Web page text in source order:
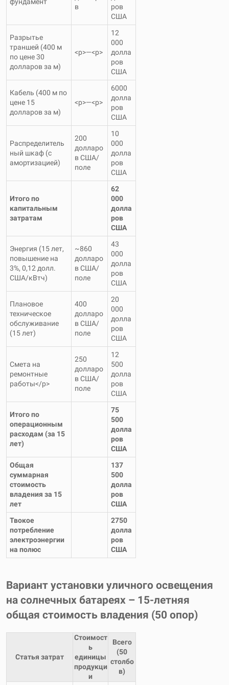
фундамент
в
ров
США
Разрытье
траншей (400 м
по цене 30
долларов за м)
<р>—<р>
12
000
долла
ров
США
Кабель (400 м по
цене 15
долларов за м)
<р>—<р>
6000
долла
ров
США
Распределитель
ный шкаф (с
амортизацией)
200
долларо
в США/
поле
10
000
долла
ров
США
Итого по
капитальным
затратам
62
000
долла
ров
США
Энергия (15 лет,
повышение на
3%, 0,12 долл.
США/кВтч)
~860
долларо
в США/
поле
43
000
долла
ров
США
Плановое
техническое
обслуживание
(15 лет)
400
долларо
в США/
поле
20
000
долла
ров
США
Смета на
ремонтные
работы</p>
250 ​​
долларо
в США/
поле
12
500
долла
ров
США
Итого по
операционным
расходам (за 15
лет)
75
500
долла
ров
США
Общая
суммарная
стоимость
владения за 15
лет
137
500
долла
ров
США
Твокое
потребление
электроэнергии
на полюс
2750
долла
ров
США
Вариант установки уличного освещения
на солнечных батареях – 15-летняя
общая стоимость владения (50 опор)
Статья затрат
Стоимост
ь
единицы
продукци
и
Всего
(50
столбо
в)